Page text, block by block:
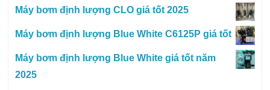
Máy bơm định lượng CLO giá tốt 2025
Máy bơm định lượng Blue White C6125P giá tốt
Máy bơm định lượng Blue White giá tốt năm
2025